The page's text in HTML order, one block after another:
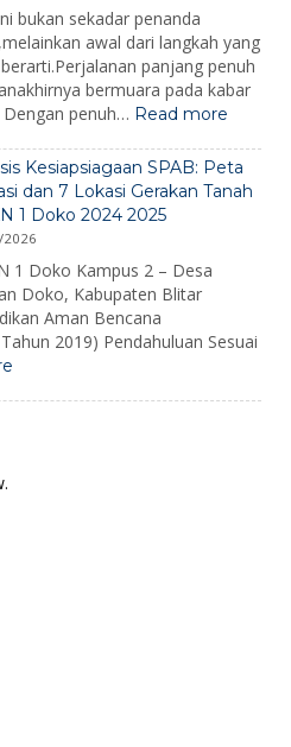
bukan sekadar penanda
awal dari langkah yang
panjang penuh
bermuara pada kabar
penuh… Read more:
2026
Kesiapsiagaan SPAB: Peta
dan 7 Lokasi Gerakan Tanah
1 Doko 2024 2025
1 Doko Kampus 2 – Desa
Doko, Kabupaten Blitar
Aman Bencana
2019) Pendahuluan Sesuai
:
Kesiapsiagaan